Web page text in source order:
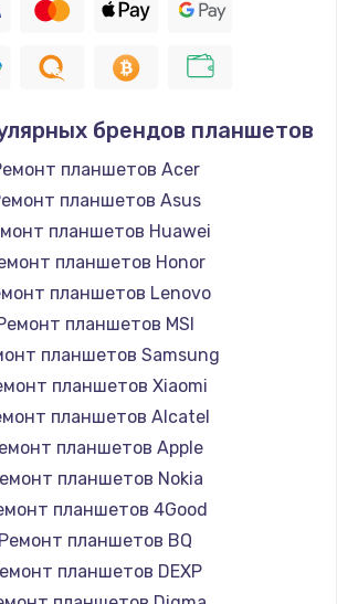
Заказать
шлейфа матрицы телефона
Заказать
шлейфа кнопок телефона
812 руб.
Заказать
шлейфа аудио телефона
318 руб.
Заказать
/ материнской платы
телефона
Заказать
цепей питания телефона
брендов планшетов
планшетов Acer
планшетов Asus
планшетов Huawei
планшетов Honor
планшетов Lenovo
планшетов MSI
планшетов Samsung
планшетов Xiaomi
планшетов Alcatel
планшетов Apple
планшетов Nokia
планшетов 4Good
Ремонт планшетов BQ
планшетов DEXP